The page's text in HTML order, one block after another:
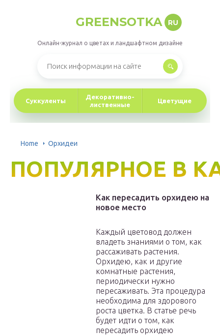
GREENSOTKA RU
Онлайн-журнал о цветах и ландшафтном дизайне
Суккуленты
Декоративно-
лиственные
Цветущие
Home Орхидеи
ПОПУЛЯРНОЕ В
Как пересадить орхидею на
новое место
Каждый цветовод должен
владеть знаниями о том, как
рассаживать растения.
Орхидею, как и другие
комнатные растения,
периодически нужно
пересаживать. Эта процедура
необходима для здорового
роста цветка. В статье речь
будет идти о том, как
пересадить орхидею